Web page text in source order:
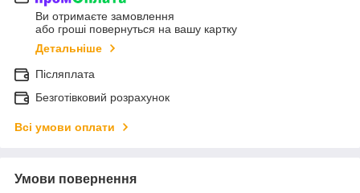
Ви отримаєте замовлення
або гроші повернуться на вашу картку
Детальніше
Післяплата
Безготівковий розрахунок
Всі умови оплати
Умови повернення